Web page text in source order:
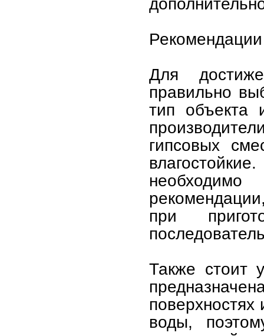
Для
правильно
тип объекта
гипсовых
при
Также стоит
поверхностях
воды,